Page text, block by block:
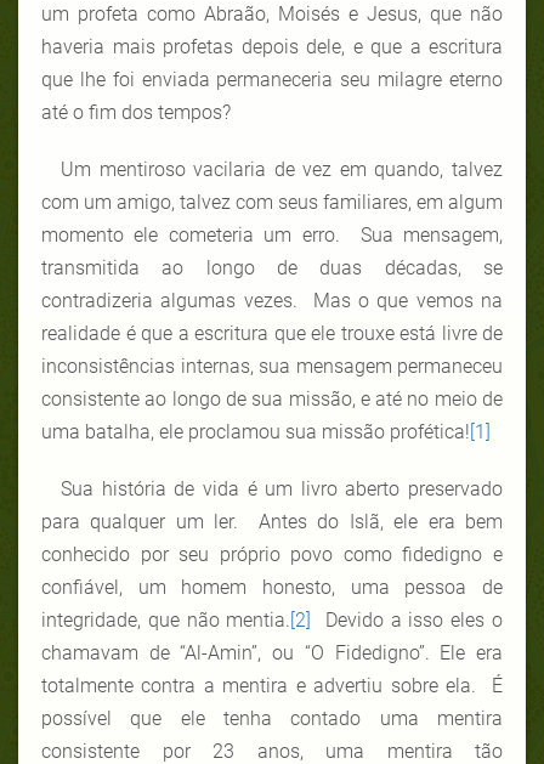
um profeta como Abraão, Moisés e Jesus, que não
haveria mais profetas depois dele, e que a escritura
que lhe foi enviada permaneceria seu milagre eterno
até o fim dos tempos?
Um mentiroso vacilaria de vez em quando, talvez
com um amigo, talvez com seus familiares, em algum
momento ele cometeria um erro. Sua mensagem,
transmitida ao longo de duas décadas, se
contradizeria algumas vezes. Mas o que vemos na
realidade é que a escritura que ele trouxe está livre de
inconsistências internas, sua mensagem permaneceu
consistente ao longo de sua missão, e até no meio de
uma batalha, ele proclamou sua missão profética![1]
Sua história de vida é um livro aberto preservado
para qualquer um ler. Antes do Islã, ele era bem
conhecido por seu próprio povo como fidedigno e
confiável, um homem honesto, uma pessoa de
integridade, que não mentia. [2]
Devido a isso eles o
chamavam de “Al-Amin”, ou “O Fidedigno”. Ele era
totalmente contra a mentira e advertiu sobre ela.
É
possível que ele tenha contado uma mentira
consistente por 23 anos, uma mentira tão